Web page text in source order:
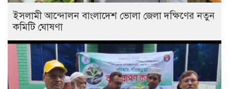
ইসলামী আন্দোলন বাংলাদেশ ভোলা জেলা দক্ষিণের নতুন
কমিটি ঘোষণা